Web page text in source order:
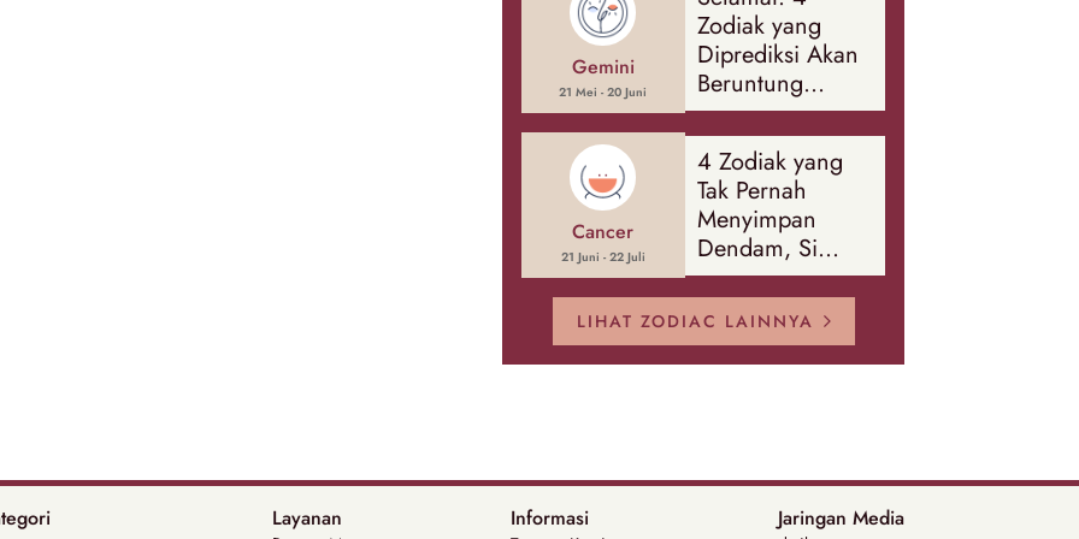
Gemini
21 Mei - 20 Juni
Zodiak yang
Diprediksi Akan
Beruntung
Sepanjang
Agustus 2026
Cancer
21 Juni - 22 Juli
4 Zodiak yang
Tak Pernah
Menyimpan
Dendam, Si
Paling Mudah
Memaafkan!
LIHAT ZODIAC LAINNYA
Layanan Informasi Jaringan Media